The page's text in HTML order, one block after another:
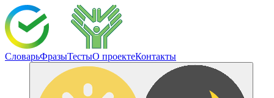
СловарьФразыТестыО проектеКонтакты